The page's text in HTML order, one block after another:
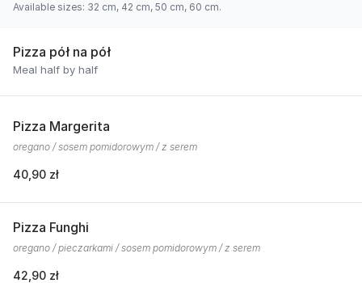
Available sizes: 32 cm, 42 cm, 50 cm, 60 cm.
Pizza pół na pół
Meal half by half
Pizza Margerita
oregano / sosem pomidorowym / z serem
40,90 zł
Pizza Funghi
oregano / pieczarkami / sosem pomidorowym / z serem
42,90 zł